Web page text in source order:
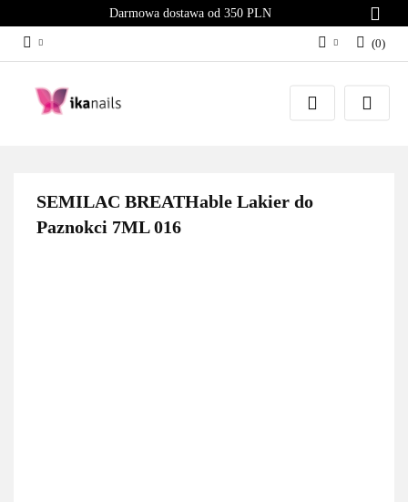
Darmowa dostawa od 350 PLN
Zaloguj się
Załóż konto
(0)
SEMILAC BREATHable Lakier do
Paznokci 7ML 016